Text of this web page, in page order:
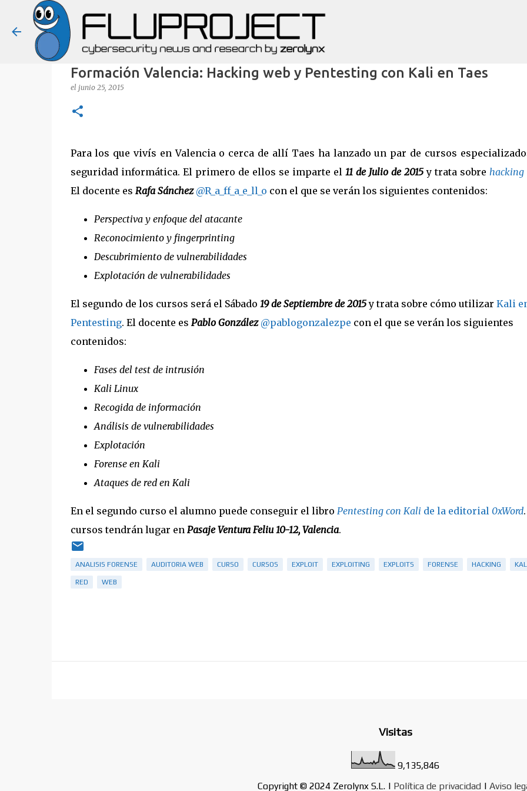
Formación Valencia: Hacking web y Pentesting con Kali en Taes
el junio 25, 2015
Para los que vivís en Valencia o cerca de allí Taes ha lanzado un par de cursos
seguridad informática. El primero de ellos se imparte el 11 de Julio de 2015y trata sobre hacking
El docente es Rafa Sánchez @R_a_ff_a_e_ll_o con el que se verán los siguientes contenidos:
Perspectiva y enfoque del atacante
Reconocimiento y fingerprinting
Descubrimiento de vulnerabilidades
Explotación de vulnerabilidades
El segundo de los cursos será el Sábado 19 de Septiembre de 2015y trata sobre cómo utilizar Kali
Pentesting. El docente es Pablo González @pablogonzalezpe con el que se verán los siguientes
contenidos:
Fases del test de intrusión
Kali Linux
Recogida de información
Análisis de vulnerabilidades
Explotación
Forense en Kali
Ataques de red en Kali
En el segundo curso el alumno puede conseguir el libro Pentesting con Kali de la editorial 0xWord
cursos tendrán lugar en Pasaje Ventura Feliu 10-12, Valencia.
ANALISIS FORENSE AUDITORIA WEB CURSO CURSOS EXPLOIT EXPLOITING EXPLOITS FORENSE HACKING
RED WEB
Visitas
9,135,846
Copyright © 2024 Zerolynx S.L. | Política de privacidad | Aviso